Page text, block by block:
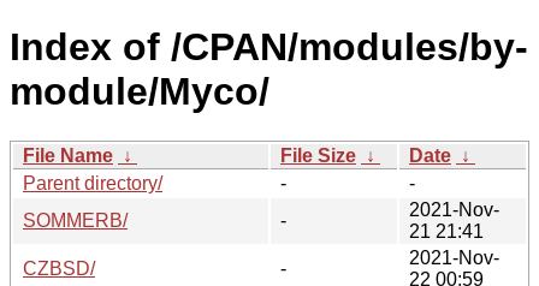
Index of /CPAN/modules/by-
module/Myco/
File Name ↓ File Size ↓ Date ↓
Parent directory/
-
-
SOMMERB/
-
2021-Nov-
21 21:41
CZBSD/
-
2021-Nov-
22 00:59